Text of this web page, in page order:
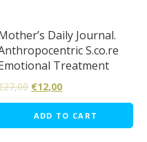
Daily Journal.
S.co.re
Treatment
27,00 €12,00
ADD TO CART